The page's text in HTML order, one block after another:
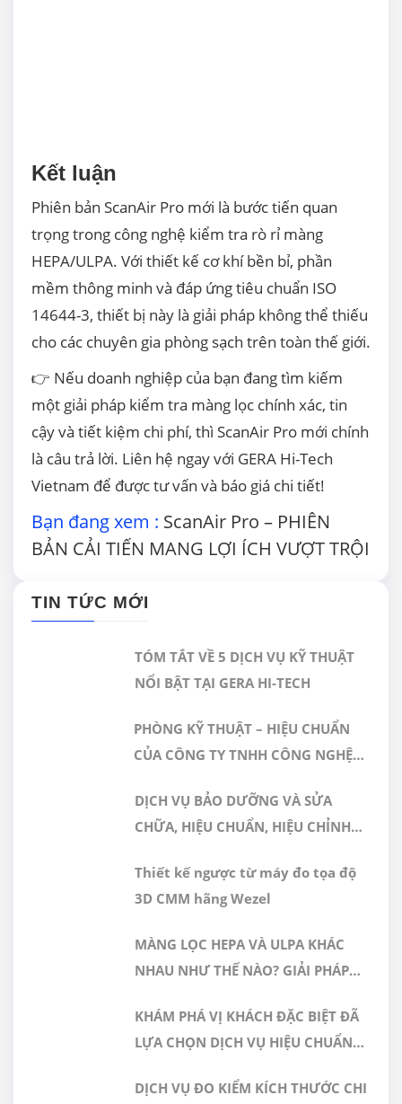
Kết luận
Phiên bản ScanAir Pro mới là bước tiến quan
trọng trong công nghệ kiểm tra rò rỉ màng
HEPA/ULPA. Với thiết kế cơ khí bền bỉ, phần
mềm thông minh và đáp ứng tiêu chuẩn ISO
14644-3, thiết bị này là giải pháp không thể thiếu
cho các chuyên gia phòng sạch trên toàn thế giới.
👉 Nếu doanh nghiệp của bạn đang tìm kiếm
một giải pháp kiểm tra màng lọc chính xác, tin
cậy và tiết kiệm chi phí, thì ScanAir Pro mới chính
là câu trả lời. Liên hệ ngay với GERA Hi-Tech
Vietnam để được tư vấn và báo giá chi tiết!
Bạn đang xem : ScanAir Pro – PHIÊN
BẢN CẢI TIẾN MANG LỢI ÍCH VƯỢT TRỘI
TIN TỨC MỚI
TÓM TẮT VỀ 5 DỊCH VỤ KỸ THUẬT
NỔI BẬT TẠI GERA HI-TECH
PHÒNG KỸ THUẬT – HIỆU CHUẨN
CỦA CÔNG TY TNHH CÔNG NGHỆ
NHẬN ĐÁP ỨNG TIÊU CHUẨN
ISO/IEC 17025:2017
DỊCH VỤ BẢO DƯỠNG VÀ SỬA
CHỮA, HIỆU CHUẨN, HIỆU CHỈNH
Thiết kế ngược từ máy đo tọa độ
3D CMM hãng Wezel
MÀNG LỌC HEPA VÀ ULPA KHÁC
NHAU NHƯ THẾ NÀO? GIẢI PHÁP
DƯỢC PHẨM
KHÁM PHÁ VỊ KHÁCH ĐẶC BIỆT ĐÃ
LỰA CHỌN DỊCH VỤ HIỆU CHUẨN
DỊCH VỤ ĐO KIỂM KÍCH THƯỚC CHI